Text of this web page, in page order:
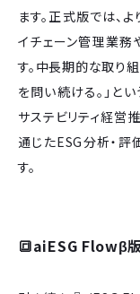
ます。正式版では、
イチェーン管理業
す。中長期的な取り
を問い続ける。」と
サステビリティ経営
通じたESG分析・評
す。
🔳aiESG Flowβ